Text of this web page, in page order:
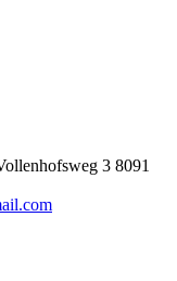
3 8091